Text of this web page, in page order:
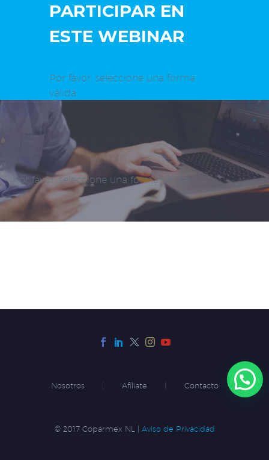
PARTICIPAR EN
ESTE WEBINAR
Por favor, seleccione una forma
válida
Por favor, seleccione una forma válida
Nosotros Afíliate Contacto
© 2017 Coparmex NL | Aviso de Privacidad